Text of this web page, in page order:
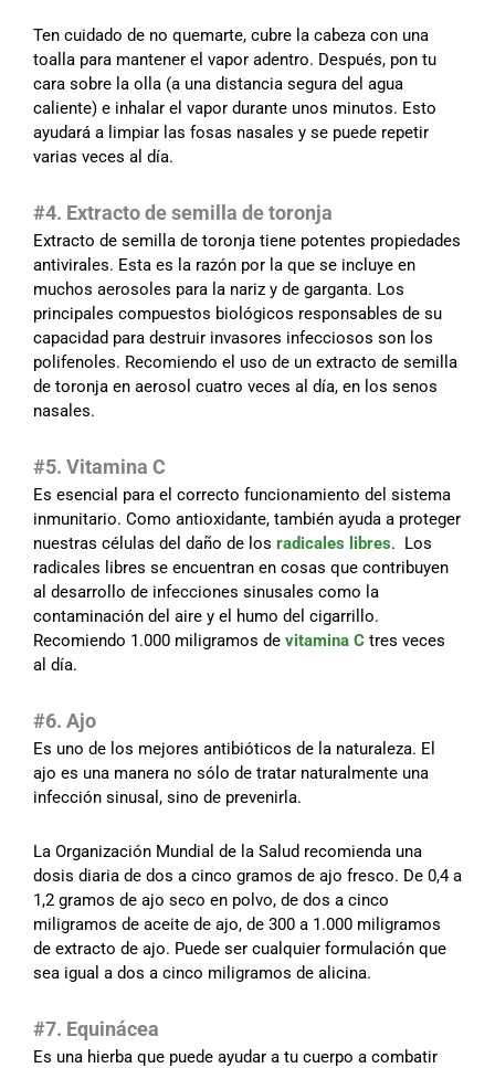
Ten cuidado de no quemarte, cubre la cabeza con una
toalla para mantener el vapor adentro. Después, pon tu
cara sobre la olla (a una distancia segura del agua
caliente) e inhalar el vapor durante unos minutos. Esto
ayudará a limpiar las fosas nasales y se puede repetir
varias veces al día.
#4. Extracto de semilla de toronja
Extracto de semilla de toronja tiene potentes propiedades
antivirales. Esta es la razón por la que se incluye en
muchos aerosoles para la nariz y de garganta. Los
principales compuestos biológicos responsables de su
capacidad para destruir invasores infecciosos son los
polifenoles. Recomiendo el uso de un extracto de semilla
de toronja en aerosol cuatro veces al día, en los senos
nasales.
#5. Vitamina C
Es esencial para el correcto funcionamiento del sistema
inmunitario. Como antioxidante, también ayuda a proteger
nuestras células del daño de los radicales libres. Los
radicales libres se encuentran en cosas que contribuyen
al desarrollo de infecciones sinusales como la
contaminación del aire y el humo del cigarrillo.
Recomiendo 1.000 miligramos de vitamina C tres veces
al día.
#6. Ajo
Es uno de los mejores antibióticos de la naturaleza. El
ajo es una manera no sólo de tratar naturalmente una
infección sinusal, sino de prevenirla.
La Organización Mundial de la Salud recomienda una
dosis diaria de dos a cinco gramos de ajo fresco. De 0,4 a
1,2 gramos de ajo seco en polvo, de dos a cinco
miligramos de aceite de ajo, de 300 a 1.000 miligramos
de extracto de ajo. Puede ser cualquier formulación que
sea igual a dos a cinco miligramos de alicina.
#7. Equinácea
Es una hierba que puede ayudar a tu cuerpo a combatir